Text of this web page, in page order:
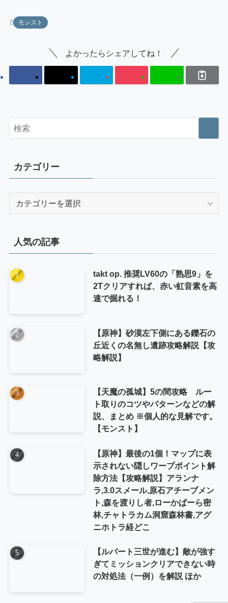
モンスト
よかったらシェアしてね！
カテゴリー
ー
人気の記事
takt op. 推奨LV60の「熟思9」を
2Tクリアすれば、赤い虹音素を高
速で掘れる！
【原神】砂漠左下側にある鑠石の
丘近くの名無し遺跡攻略解説【攻
略解説】
【天魔の孤城】5の間攻略 ルー
ト取りのコツやパターンなどの解
説、まとめ ※個人的な見解です。
【モンスト】
【原神】最後の1個！マップに表
示されない隠しワープポイント解
除方法【攻略解説】アランナ
ラ,3.0スメール,原石アチーブメン
ト,森を渡りし者,ローかぱーら密
林,チャトラカム洞窟森林書,アグ
ニホトラ経どこ
【ルパート三世が進む】敵が強す
ぎてミッションクリアできない時
の対処法（一例）を解説 ほか